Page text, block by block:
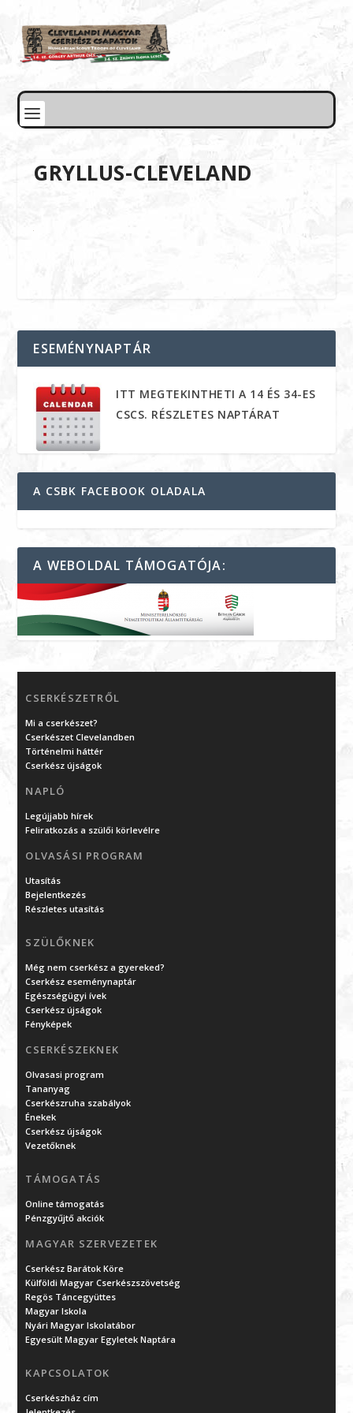
GRYLLUS-CLEVELAND
ESEMÉNYNAPTÁR
ITT MEGTEKINTHETI A 14 ÉS 34-ES
CSCS. RÉSZLETES NAPTÁRAT
A CSBK FACEBOOK OLADALA
A WEBOLDAL TÁMOGATÓJA:
CSERKÉSZETRŐL
Mi a cserkészet?
Cserkészet Clevelandben
Történelmi háttér
Cserkész újságok
NAPLÓ
Legújjabb hírek
Feliratkozás a szülői körlevélre
OLVASÁSI PROGRAM
Utasítás
Bejelentkezés
Részletes utasítás
SZÜLŐKNEK
Még nem cserkész a gyereked?
Cserkész eseménynaptár
Egészségügyi ívek
Cserkész újságok
Fényképek
CSERKÉSZEKNEK
Olvasasi program
Tananyag
Cserkészruha szabályok
Énekek
Cserkész újságok
Vezetőknek
TÁMOGATÁS
Online támogatás
Pénzgyűjtő akciók
MAGYAR SZERVEZETEK
Cserkész Barátok Köre
Külföldi Magyar Cserkészszövetség
Regös Táncegyüttes
Magyar Iskola
Nyári Magyar Iskolatábor
Egyesült Magyar Egyletek Naptára
KAPCSOLATOK
Cserkészház cím